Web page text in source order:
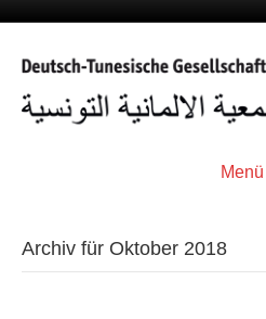
Menü
Archiv für Oktober 2018